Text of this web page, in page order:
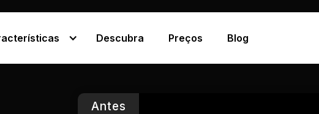
Descubra Preços Blog
Antes